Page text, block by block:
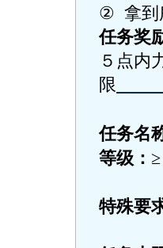
② 拿
任务奖
５点内
限
任务名
等级：
特殊要